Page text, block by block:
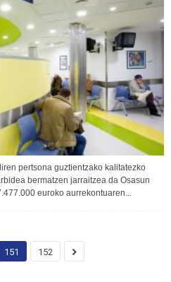
pertsona guztientzako kalitatezko
bermatzen jarraitzea da Osasun
euroko aurrekontuaren...
151 152